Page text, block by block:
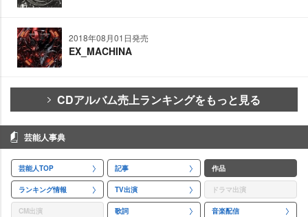
2018年08月01日発売
EX_MACHINA
CDアルバム売上ランキングをもっと見る
芸能人事典
芸能人TOP 記事 作品
ランキング情報 TV出演 ドラマ出演
CM出演 歌詞 音楽配信